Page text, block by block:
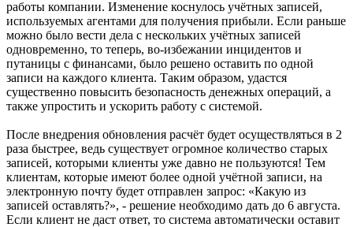
работы компании. Изменение коснулось учётных записей,
используемых агентами для получения прибыли. Если раньше
можно было вести дела с нескольких учётных записей
одновременно, то теперь, во-избежании инцидентов и
путаницы с финансами, было решено оставить по одной
записи на каждого клиента. Таким образом, удастся
существенно повысить безопасность денежных операций, а
также упростить и ускорить работу с системой.
После внедрения обновления расчёт будет осуществляться в 2
раза быстрее, ведь существует огромное количество старых
записей, которыми клиенты уже давно не пользуются! Тем
клиентам, которые имеют более одной учётной записи, на
электронную почту будет отправлен запрос: «Какую из
записей оставлять?», - решение необходимо дать до 6 августа.
Если клиент не даст ответ, то система автоматически оставит